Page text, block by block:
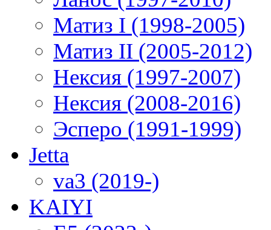
Матиз I (1998-2005)
Матиз II (2005-2012)
Нексия (1997-2007)
Нексия (2008-2016)
Эсперо (1991-1999)
Jetta
va3 (2019-)
KAIYI